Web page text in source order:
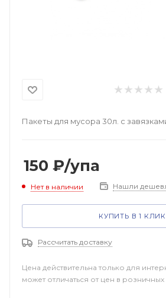
Пакеты для мусора 30л. с
150 ₽/упа
Нет в наличии Нашли
КУПИТЬ В 1 КЛИК
Рассчитать доставку
Цена действительна только для
может отличаться от цен в розничных